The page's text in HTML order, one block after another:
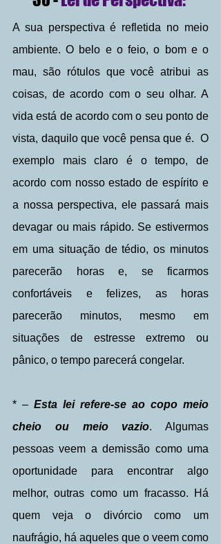
A sua perspectiva é refletida no meio
ambiente. O belo e o feio, o bom e o
mau, são rótulos que você atribui as
coisas, de acordo com o seu olhar. A
vida está de acordo com o seu ponto de
vista, daquilo que você pensa que é.  O
exemplo mais claro é o tempo, de
acordo com nosso estado de espírito e
a nossa perspectiva, ele passará mais
devagar ou mais rápido. Se estivermos
em uma situação de tédio, os minutos
parecerão horas e, se ficarmos
confortáveis ​​e felizes, as horas
parecerão minutos, mesmo em
situações de estresse extremo ou
pânico, o tempo parecerá congelar.
* – Esta lei refere-se ao copo meio
cheio ou meio vazio. Algumas
pessoas veem a demissão como uma
oportunidade para encontrar algo
melhor, outras como um fracasso. Há
quem veja o divórcio como um
naufrágio, há aqueles que o veem como